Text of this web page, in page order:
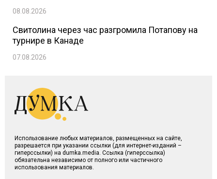
08.08.2026
Свитолина через час разгромила Потапову на
турнире в Канаде
07.08.2026
Использование любых материалов, размещенных на сайте,
разрешается при указании ссылки (для интернет-изданий –
гиперссылки) на dumka.media. Ссылка (гиперссылка)
обязательна независимо от полного или частичного
использования материалов.